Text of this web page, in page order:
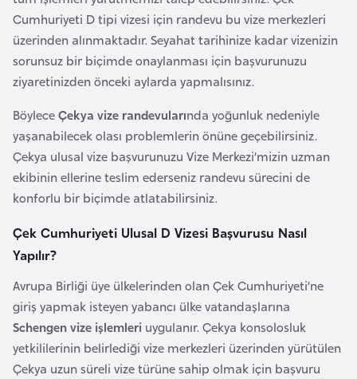
Cumhuriyeti D tipi vizesi için randevu bu vize merkezleri
üzerinden alınmaktadır. Seyahat tarihinize kadar vizenizin
sorunsuz bir biçimde onaylanması için başvurunuzu
ziyaretinizden önceki aylarda yapmalısınız.
BöyleceÇekya vize randevularında yoğunluk nedeniyle
yaşanabilecek olası problemlerin önüne geçebilirsiniz.
Çekya ulusal vize başvurunuzu Vize Merkezi’mizin uzman
ekibinin ellerine teslim ederseniz randevu sürecini de
konforlu bir biçimde atlatabilirsiniz.
Çek Cumhuriyeti Ulusal D Vizesi Başvurusu Nasıl
Yapılır?
Avrupa Birliği üye ülkelerinden olan Çek Cumhuriyeti’ne
giriş yapmak isteyen yabancı ülke vatandaşlarına
Schengen vize işlemleri uygulanır. Çekya konsolosluk
yetkililerinin belirlediği vize merkezleri üzerinden yürütülen
Çekya uzun süreli vize türüne sahip olmak için başvuru
e
r
s
e
B
u
l
g
a
i
s
t
a
n